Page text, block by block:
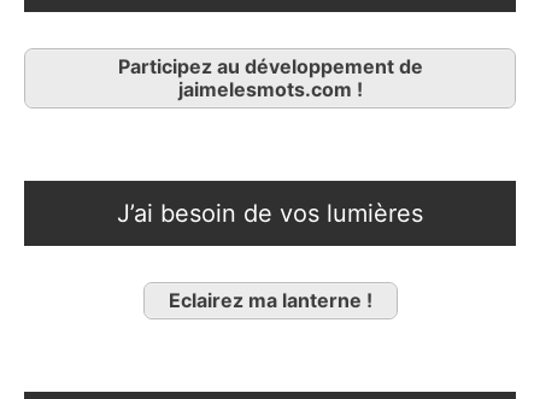
Participez au développement de
jaimelesmots.com !
J’ai besoin de vos lumières
Eclairez ma lanterne !